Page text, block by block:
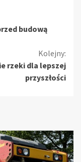
budową
Kolejny:
rzeki dla lepszej
przyszłości